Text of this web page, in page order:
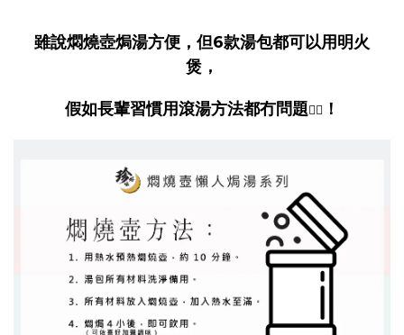
雖說燜燒壺焗湯方便，但6款湯包都可以用明火
煲，
假如長輩習慣用滾湯方法都冇問題👍🏻 ！